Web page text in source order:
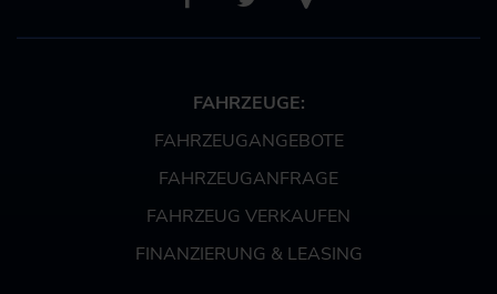
FAHRZEUGE:
FAHRZEUGANGEBOTE
FAHRZEUGANFRAGE
FAHRZEUG VERKAUFEN
FINANZIERUNG & LEASING